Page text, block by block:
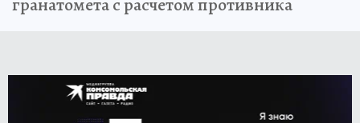
гранатомета с расчетом противника